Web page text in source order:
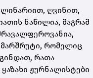
ღვინით,
ნაწილია, მაგრამ
რომელიც
რათა
ჟურნალისტები